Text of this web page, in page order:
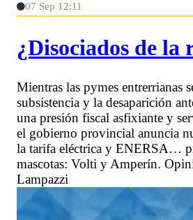
07 Sep 12:11
¿Disociados de la
Mientras las pymes entrerrianas
subsistencia y la desaparición
una presión fiscal asfixiante y
el gobierno provincial anuncia
la tarifa eléctrica y ENERSA…
mascotas: Volti y Amperín.
Lampazzi